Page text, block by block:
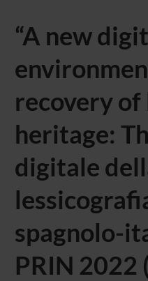
“A new
recovery
heritage:
digitale
spagnolo-
PRIN 2022